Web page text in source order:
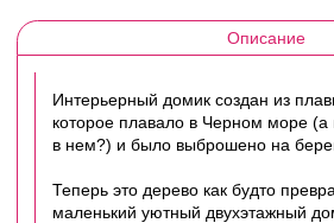
Описание
Интерьерный домик создан из
которое плавало в Черном море (а
в нем?) и было выброшено на
Теперь это дерево как будто
маленький уютный двухэтажный